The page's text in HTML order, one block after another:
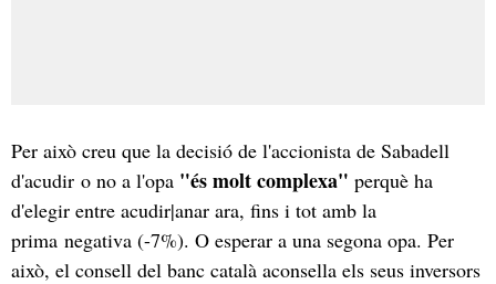
Per això creu que la decisió de l'accionista de Sabadell
d'acudir o no a l'opa "és molt complexa" perquè ha
d'elegir entre acudir|anar ara, fins i tot amb la
prima negativa (-7%). O esperar a una segona opa. Per
això, el consell del banc català aconsella els seus inversors